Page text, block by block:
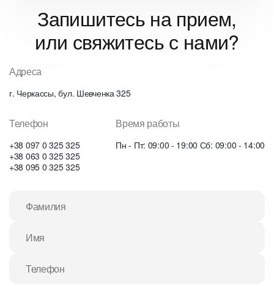
Запишитесь на прием,
или свяжитесь с нами?
Адреса
г. Черкассы, бул. Шевченка 325
Телефон
+38 097 0 325 325
+38 063 0 325 325
+38 095 0 325 325
Время работы
Пн - Пт: 09:00 - 19:00 Сб: 09:00 - 14:00